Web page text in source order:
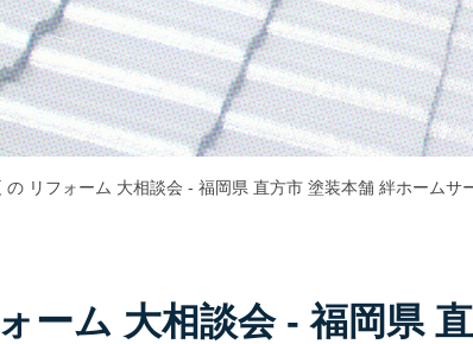
の リフォーム 大相談会 ‐ 福岡県 直方市 塗装本舗 絆ホームサ
ーム 大相談会 ‐ 福岡県